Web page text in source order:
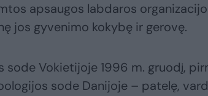
apsaugos labdaros
jos gyvenimo kokybę ir gerovę.
Vokietijoje 1996 m. gruodį,
sode Danijoje – patelę,